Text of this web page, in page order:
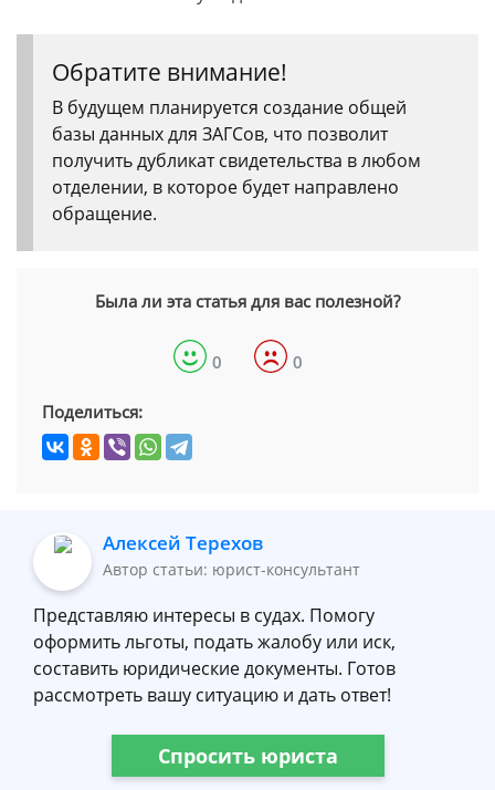
Обратите внимание!
В будущем планируется создание общей
базы данных для ЗАГСов, что позволит
получить дубликат свидетельства в любом
отделении, в которое будет направлено
обращение.
Была ли эта статья для вас полезной?
0 0
Поделиться:
Алексей Терехов
Автор статьи: юрист-консультант
Представляю интересы в судах. Помогу
оформить льготы, подать жалобу или иск,
составить юридические документы. Готов
рассмотреть вашу ситуацию и дать ответ!
Спросить юриста